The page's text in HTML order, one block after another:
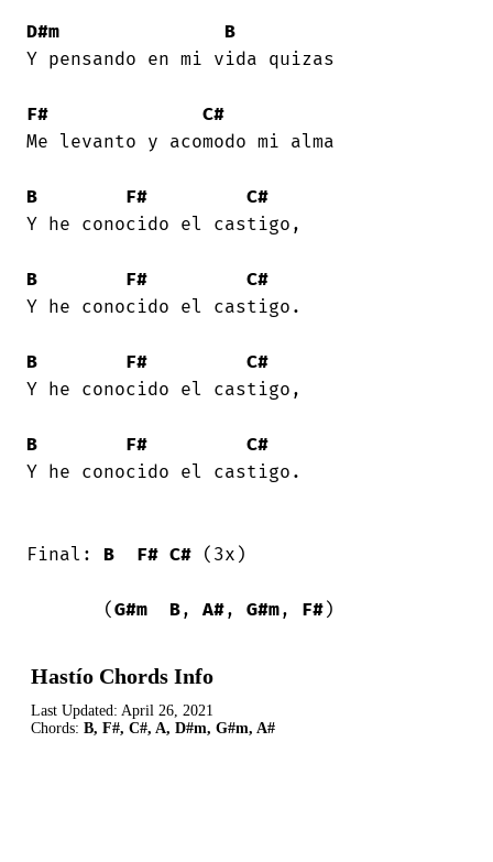
D#m
B
Y pensando en mi vida quizas
F#
C#
Me levanto y acomodo mi alma
B F#
C#
Y he conocido el castigo,
B F#
C#
Y he conocido el castigo.
B F#
C#
Y he conocido el castigo,
B F#
C#
Y he conocido el castigo.
Final: B F# C# (3x)
       (
G#m B, A#, G#m, F#)
Hastío Chords Info
Last Updated: April 26, 2021
Chords: B, F#, C#, A, D#m, G#m, A#